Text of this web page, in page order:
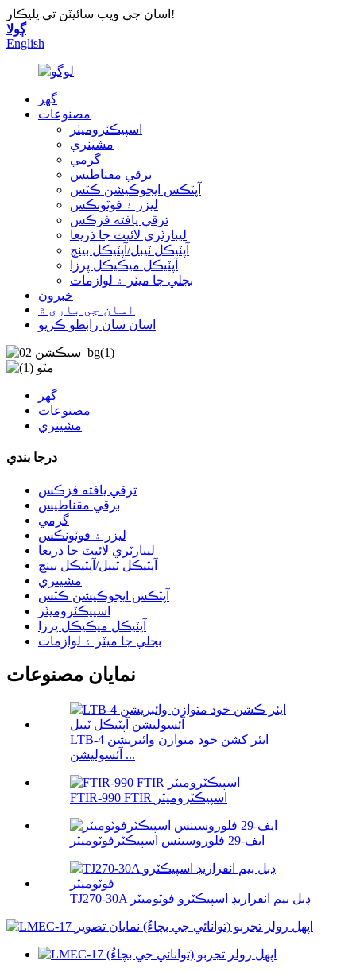
اسان جي ويب سائيٽن تي ڀليڪار!
ڳولا
English
گھر
مصنوعات
اسپيڪٽروميٽر
مشينري
گرمي
برقي مقناطيس
آپٽڪس ايجوڪيشن ڪٽس
ليزر ۽ فوٽونڪس
ترقي يافته فزڪس
ليبارٽري لائيٽ جا ذريعا
آپٽيڪل ٽيبل/آپٽيڪل بينچ
آپٽيڪل ميڪيڪل پرزا
بجلي جا ميٽر ۽ لوازمات
خبرون
اسان جي باري ۾
اسان سان رابطو ڪريو
گھر
مصنوعات
مشينري
درجا بندي
ترقي يافته فزڪس
برقي مقناطيس
گرمي
ليزر ۽ فوٽونڪس
ليبارٽري لائيٽ جا ذريعا
آپٽيڪل ٽيبل/آپٽيڪل بينچ
مشينري
آپٽڪس ايجوڪيشن ڪٽس
اسپيڪٽروميٽر
آپٽيڪل ميڪيڪل پرزا
بجلي جا ميٽر ۽ لوازمات
نمايان مصنوعات
LTB-4 ايئر کشن خود متوازن وائبريشن
آئسوليشن ...
FTIR-990 FTIR اسپيڪٽروميٽر
ايف-29 فلوروسينس اسپيڪٽرفوٽوميٽر
TJ270-30A ڊبل بيم انفراريڊ اسپيڪٽرو فوٽوميٽر